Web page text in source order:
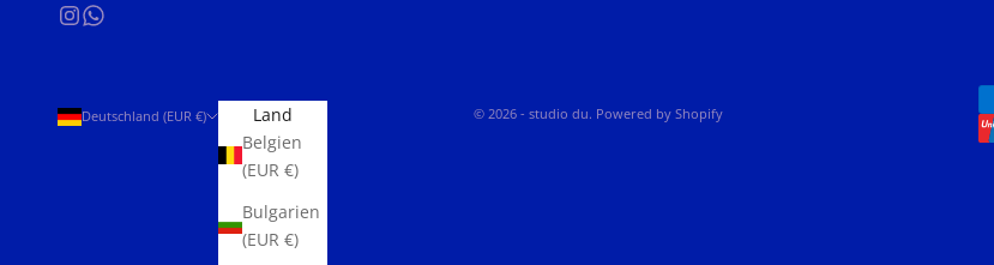
Deutschland (EUR €)
Land
Belgien
(EUR €)
Bulgarien
(EUR €)
© 2026 - studio du. Powered by Shopify